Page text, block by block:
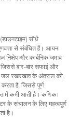
सीधे
से संबंधित हैं। आयन
निक्षेप और कार्बनिक जमाव
जिससे बार-बार सफाई और
जल रखरखाव के अंतराल को
है, जिससे पूर्ण
में कमी आती है। कणिका
के संचालन के लिए महत्वपूर्ण
है।